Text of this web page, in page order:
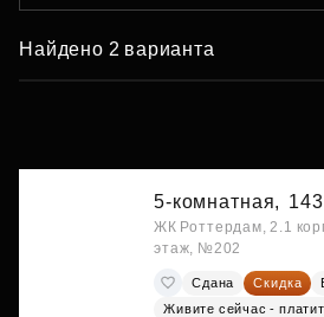
Найдено 2 варианта
5-комнатная,
ЖК Роттердам, 2.1
этаж, №202
Сдана Скидка
Живите сейчас -